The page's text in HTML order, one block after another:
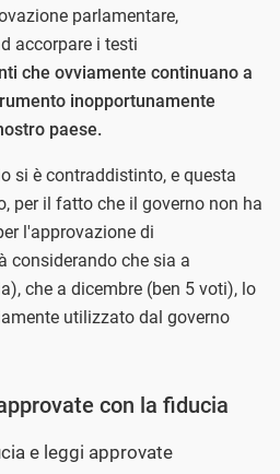
parlamentare,
accorpare i testi
che ovviamente continuano a
inopportunamente
paese.
si è contraddistinto, e questa
per il fatto che il governo non ha
l'approvazione di
considerando che sia a
che a dicembre (ben 5 voti), lo
utilizzato dal governo
con la fiducia
e leggi approvate